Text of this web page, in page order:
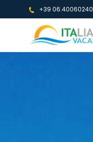
+39 06.40060240